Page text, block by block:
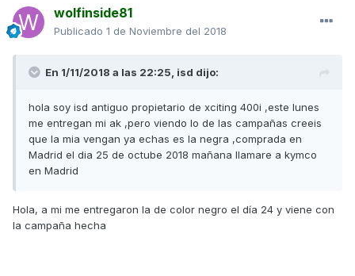
wolfinside81
Publicado 1 de Noviembre del 2018
En 1/11/2018 a las 22:25, isd dijo:
hola soy isd antiguo propietario de xciting 400i ,este lunes
me entregan mi ak ,pero viendo lo de las campañas creeis
que la mia vengan ya echas es la negra ,comprada en
Madrid el dia 25 de octube 2018 mañana llamare a kymco
en Madrid
Hola, a mi me entregaron la de color negro el día 24 y viene con
la campaña hecha